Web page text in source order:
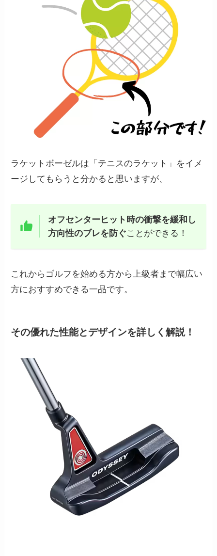
ラケットボーゼルは「テニスのラケット」をイメ
ージしてもらうと分かると思いますが、
オフセンターヒット時の衝撃を緩和し
方向性のブレを防ぐことができる！
これからゴルフを始める方から上級者まで幅広い
方におすすめできる一品です。
その優れた性能とデザインを詳しく解説！